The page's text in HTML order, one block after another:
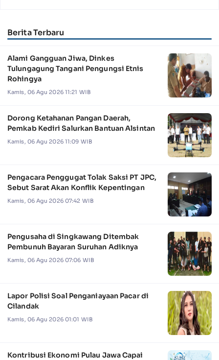
Berita Terbaru
Alami Gangguan Jiwa, Dinkes
Tulungagung Tangani Pengungsi Etnis
Rohingya
Kamis, 06 Agu 2026 11:21 WIB
Dorong Ketahanan Pangan Daerah,
Pemkab Kediri Salurkan Bantuan Alsintan
Kamis, 06 Agu 2026 11:09 WIB
Pengacara Penggugat Tolak Saksi PT JPC,
Sebut Sarat Akan Konflik Kepentingan
Kamis, 06 Agu 2026 07:42 WIB
Pengusaha di Singkawang Ditembak
Pembunuh Bayaran Suruhan Adiknya
Kamis, 06 Agu 2026 07:06 WIB
Lapor Polisi Soal Penganiayaan Pacar di
Cilandak
Kamis, 06 Agu 2026 01:01 WIB
Kontribusi Ekonomi Pulau Jawa Capai